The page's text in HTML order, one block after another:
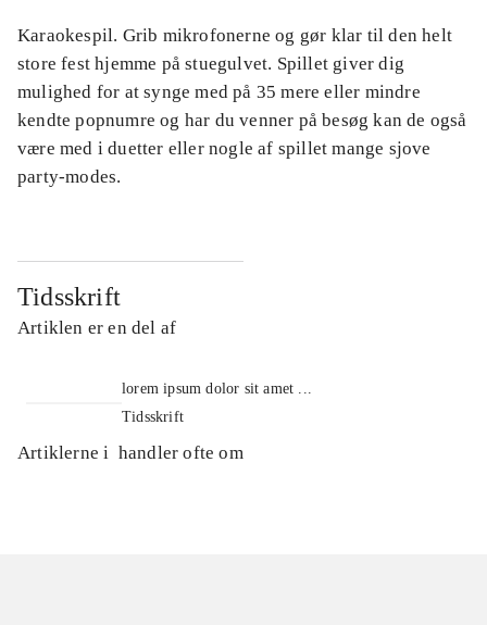
Karaokespil. Grib mikrofonerne og gør klar til den helt
store fest hjemme på stuegulvet. Spillet giver dig
mulighed for at synge med på 35 mere eller mindre
kendte popnumre og har du venner på besøg kan de også
være med i duetter eller nogle af spillet mange sjove
party-modes.
Tidsskrift
Artiklen er en del af
lorem ipsum dolor sit amet ...
Tidsskrift
Artiklerne i handler ofte om